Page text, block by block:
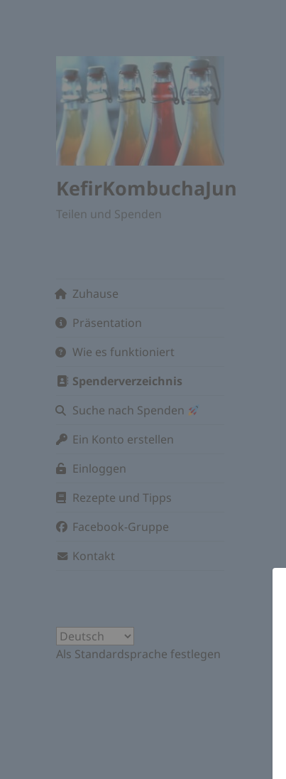
KefirKombuchaJun
Teilen und Spenden
Zuhause
Präsentation
Wie es funktioniert
Spenderverzeichnis
Suche nach Spenden
Ein Konto erstellen
Einloggen
Rezepte und Tipps
Facebook-Gruppe
Kontakt
Als Standardsprache festlegen